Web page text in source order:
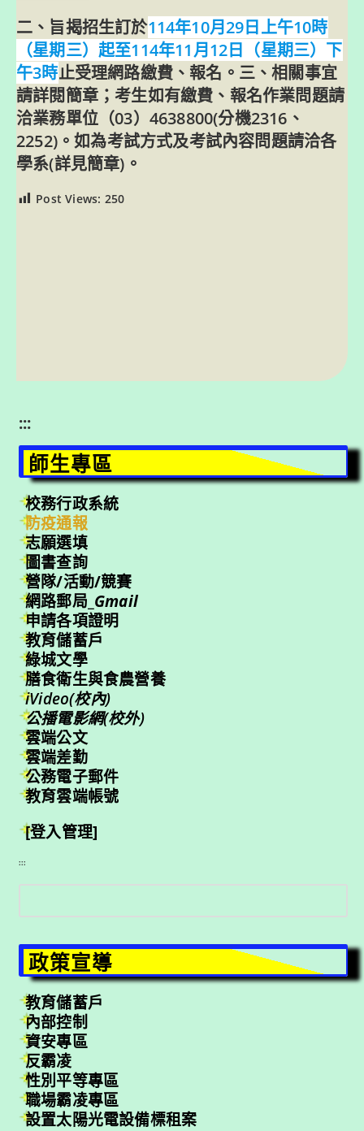
二、旨揭招生訂於114年10月29日上午10時
（星期三）起至114年11月12日（星期三）下
午3時止受理網路繳費、報名。三、相關事宜
請詳閱簡章；考生如有繳費、報名作業問題請
洽業務單位（03）4638800(分機2316、
2252)。如為考試方式及考試內容問題請洽各
學系(詳見簡章)。
Post Views: 250
:::
師生專區
校務行政系統
防疫通報
志願選填
圖書查詢
營隊/活動/競賽
網路郵局_ Gmail
申請各項證明
教育儲蓄戶
綠城文學
膳食衛生與食農營養
iVideo(校內)
公播電影網(校外)
雲端公文
雲端差勤
公務電子郵件
教育雲端帳號
[登入管理]
:::
搜
尋
政策宣導
教育儲蓄戶
內部控制
資安專區
反霸凌
性別平等專區
職場霸凌專區
設置太陽光電設備標租案